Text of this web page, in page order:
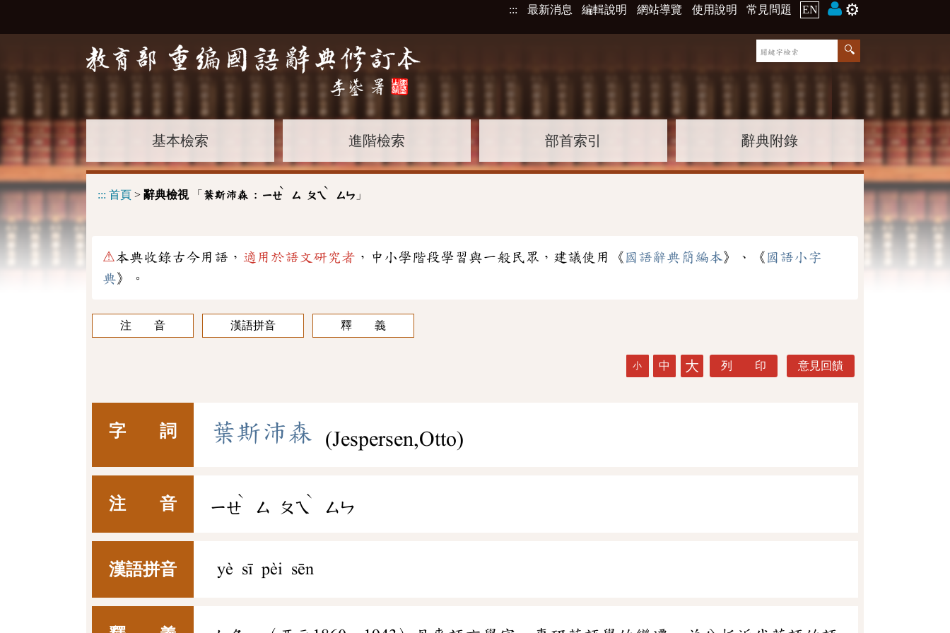
::: 最新消息 編輯說明 網站導覽 使用說明 常見問題 EN ⚙️
基本檢索 進階檢索 部首索引 辭典附錄
::: 首頁 > 辭典檢視「 葉斯沛森 : ㄧㄝ
ˋ
ㄙ ㄆㄟ
ˋ
ㄙㄣ 」
⚠本典收錄古今用語， 適用於語文研究者 ，中小學階段學習與一般民眾，建議使用《 國語辭典簡編本》、《 國語小字
典》。
注 音 漢語拼音 釋 義
小 中 大 列 印 意見回饋
字 詞 葉斯沛森 (Jespersen,Otto)
注 音 ㄧㄝ
ˋ
ㄙ ㄆㄟ
ˋ
ㄙㄣ
漢語拼音 yè sī pèi sēn